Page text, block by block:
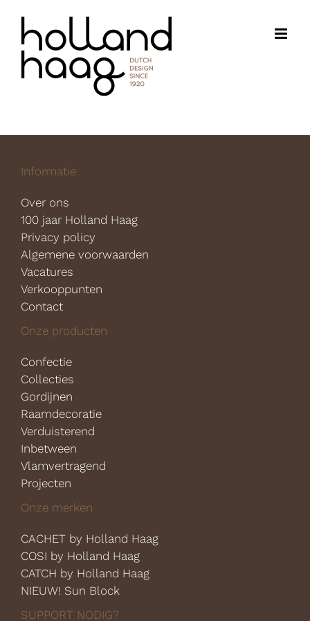
inhoud
Informatie
Over ons
100 jaar Holland Haag
Privacy policy
Algemene voorwaarden
Vacatures
Verkooppunten
Contact
Onze producten
Confectie
Collecties
Gordijnen
Raamdecoratie
Verduisterend
Inbetween
Vlamvertragend
Projecten
Onze merken
CACHET by Holland Haag
COSI by Holland Haag
CATCH by Holland Haag
NIEUW! Sun Block
SUPPORT NODIG?